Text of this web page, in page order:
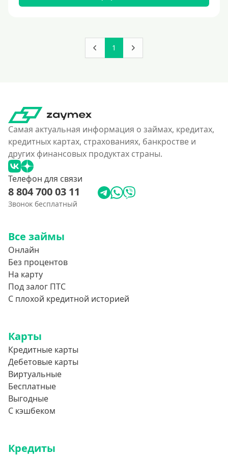
180000 руб
4500000 руб
500000 руб
550000 руб
600 тысяч
650000 руб
700000 руб
750000 руб
850000 руб
900000 руб
950000 руб
Целевые
Строительство дома
Газификацию
Лечение
Стоматология
Неотложные нужды
Образование
Отдых
1
Самая актуальная информация о займах, кредитах,
кредитных картах, страхованиях, банкростве и
других финансовых продуктах страны.
Телефон для связи
8 804 700 03 11
Звонок бесплатный
Все займы
Онлайн
Без процентов
На карту
Под залог ПТС
С плохой кредитной историей
Карты
Кредитные карты
Дебетовые карты
Виртуальные
Бесплатные
Выгодные
С кэшбеком
Кредиты